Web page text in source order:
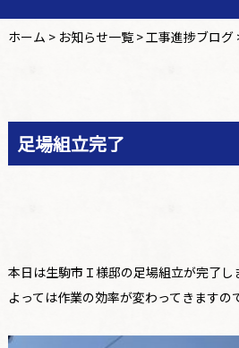
ホーム > お知らせ一覧> 工事進捗ブログ
足場組立完了
本日は生駒市Ｉ様邸の足場組立が完了
よっては作業の効率が変わってきますの